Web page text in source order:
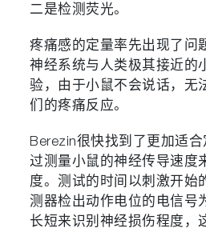
二是检测荧光。
疼痛感的定量率先出现了问
神经系统与人类极其接近的
验，由于小鼠不会说话，无
们的疼痛反应。
Berezin很快找到了更加适
过测量小鼠的神经传导速度
度。测试的时间以刺激开始
测器检出动作电位的电信号
长短来识别神经损伤程度，